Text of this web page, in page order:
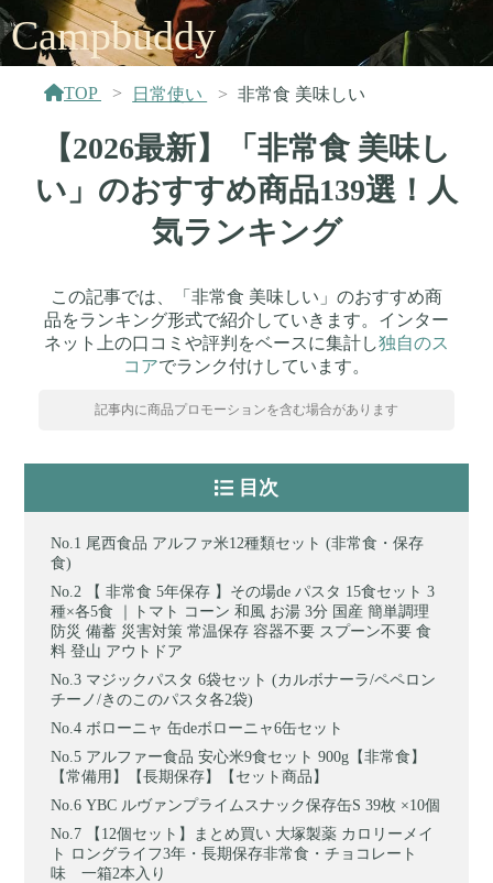
Campbuddy
TOP 日常使い 非常食 美味しい
【2026最新】「非常食 美味し
い」のおすすめ商品139選！人
気ランキング
この記事では、「非常食 美味しい」のおすすめ商
品をランキング形式で紹介していきます。インター
ネット上の口コミや評判をベースに集計し独自のス
コアでランク付けしています。
記事内に商品プロモーションを含む場合があります
目次
尾西食品 アルファ米12種類セット (非常食・保存
食)
【 非常食 5年保存 】その場de パスタ 15食セット 3
種×各5食 ｜トマト コーン 和風 お湯 3分 国産 簡単調理
防災 備蓄 災害対策 常温保存 容器不要 スプーン不要 食
料 登山 アウトドア
マジックパスタ 6袋セット (カルボナーラ/ペペロン
チーノ/きのこのパスタ各2袋)
ボローニャ 缶deボローニャ6缶セット
アルファー食品 安心米9食セット 900g【非常食】
【常備用】【長期保存】【セット商品】
YBC ルヴァンプライムスナック保存缶S 39枚 ×10個
【12個セット】まとめ買い 大塚製薬 カロリーメイ
ト ロングライフ3年・長期保存非常食・チョコレート
味 一箱2本入り